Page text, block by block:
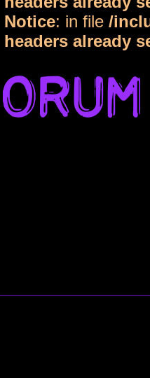
Notice: in file /
already